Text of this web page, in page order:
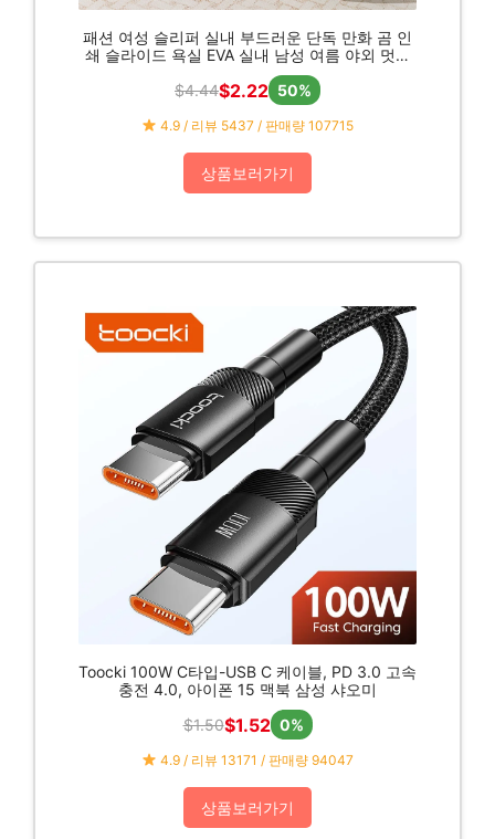
패션 여성 슬리퍼 실내 부드러운 단독 만화 곰 인
쇄 슬라이드 욕실 EVA 실내 남성 여름 야외 멋진
신발 커플
$4.44$2.22 50%
4.9 / 리뷰 5437 / 판매량 107715
상품보러가기
Toocki 100W C타입-USB C 케이블, PD 3.0 고속
충전 4.0, 아이폰 15 맥북 삼성 샤오미
$1.50$1.52 0%
4.9 / 리뷰 13171 / 판매량 94047
상품보러가기